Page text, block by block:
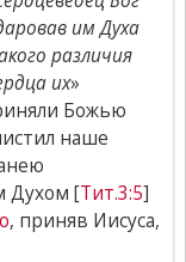
им Духа
различия
их»
Божью
наше
Духом [Тит.3:5]
, приняв Иисуса,